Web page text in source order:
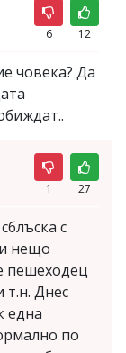
6 12
човека? Да
1 27
с
нещо
пешеходец
т.н. Днес
една
по